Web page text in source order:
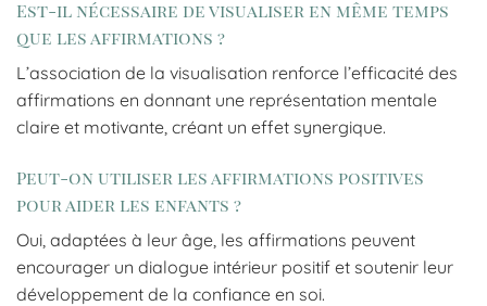
Est-il nécessaire de visualiser en même temps
que les affirmations ?
L’association de la visualisation renforce l’efficacité des
affirmations en donnant une représentation mentale
claire et motivante, créant un effet synergique.
Peut-on utiliser les affirmations positives
pour aider les enfants ?
Oui, adaptées à leur âge, les affirmations peuvent
encourager un dialogue intérieur positif et soutenir leur
développement de la confiance en soi.